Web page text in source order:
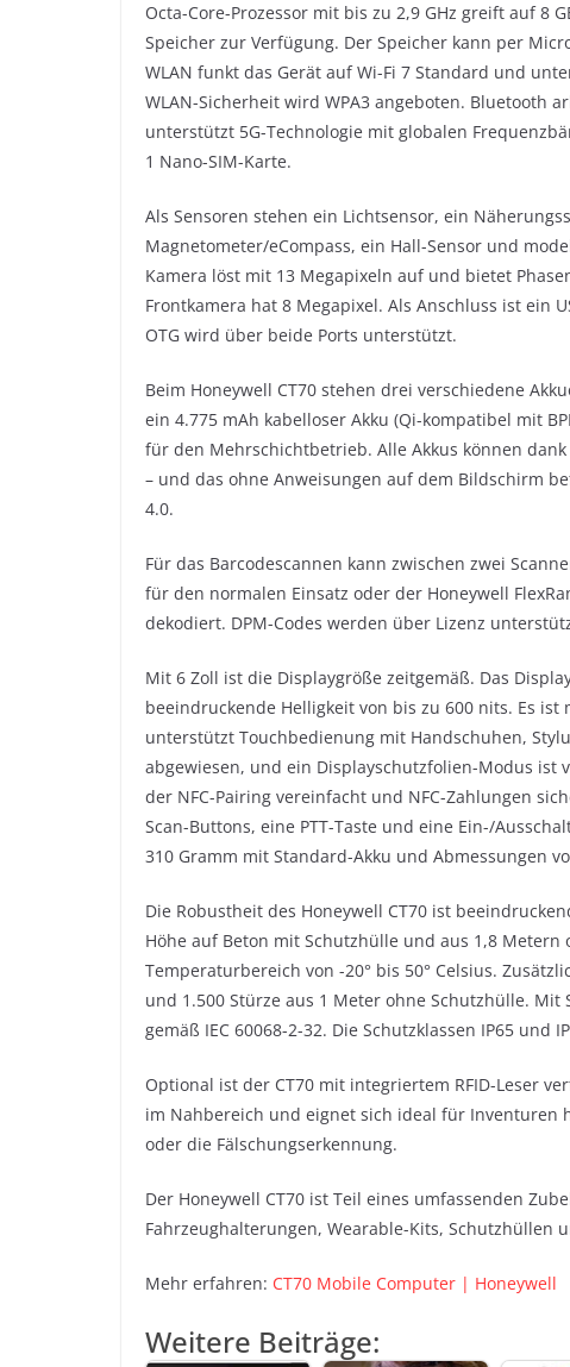
Octa-Core-Prozessor mit bis zu 2,9 GHz greift auf 8
Speicher zur Verfügung. Der Speicher kann per
WLAN funkt das Gerät auf Wi-Fi 7 Standard und
WLAN-Sicherheit wird WPA3 angeboten. Bluetooth
unterstützt 5G-Technologie mit globalen
1 Nano-SIM-Karte.
Als Sensoren stehen ein Lichtsensor, ein
Magnetometer/eCompass, ein Hall-Sensor und
Kamera löst mit 13 Megapixeln auf und bietet
Frontkamera hat 8 Megapixel. Als Anschluss ist ein
OTG wird über beide Ports unterstützt.
Beim Honeywell CT70 stehen drei verschiedene
ein 4.775 mAh kabelloser Akku (Qi-kompatibel mit
für den Mehrschichtbetrieb. Alle Akkus können
– und das ohne Anweisungen auf dem Bildschirm
4.0.
Für das Barcodescannen kann zwischen zwei
für den normalen Einsatz oder der Honeywell
dekodiert. DPM-Codes werden über Lizenz
Mit 6 Zoll ist die Displaygröße zeitgemäß. Das
beeindruckende Helligkeit von bis zu 600 nits. Es
unterstützt Touchbedienung mit Handschuhen,
abgewiesen, und ein Displayschutzfolien-Modus ist
der NFC-Pairing vereinfacht und NFC-Zahlungen
Scan-Buttons, eine PTT-Taste und eine Ein-/
310 Gramm mit Standard-Akku und Abmessungen
Die Robustheit des Honeywell CT70 ist
Höhe auf Beton mit Schutzhülle und aus 1,8
Temperaturbereich von -20° bis 50° Celsius.
und 1.500 Stürze aus 1 Meter ohne Schutzhülle.
gemäß IEC 60068-2-32. Die Schutzklassen IP65 und
Optional ist der CT70 mit integriertem RFID-Leser
im Nahbereich und eignet sich ideal für Inventuren
oder die Fälschungserkennung.
Der Honeywell CT70 ist Teil eines umfassenden
Fahrzeughalterungen, Wearable-Kits, Schutzhüllen
Mehr erfahren: CT70 Mobile Computer | Honeywell
Weitere Beiträge: